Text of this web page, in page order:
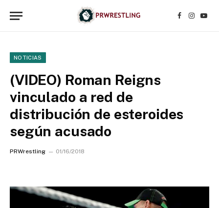
Facebook
NOTICIAS
(VIDEO) Roman Reigns
vinculado a red de
distribución de esteroides
según acusado
PRWrestling 01/16/2018